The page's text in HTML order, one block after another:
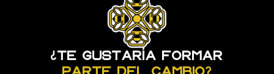
¿Te gustaría formar